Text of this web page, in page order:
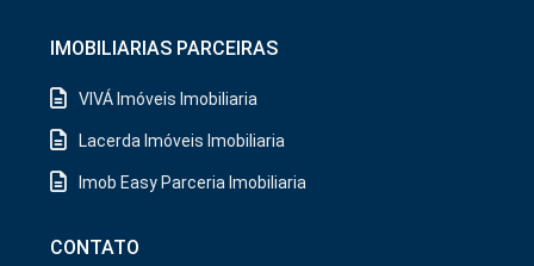
IMOBILIARIAS PARCEIRAS
VIVÁ Imóveis Imobiliaria
Lacerda Imóveis Imobiliaria
Imob Easy Parceria Imobiliaria
CONTATO